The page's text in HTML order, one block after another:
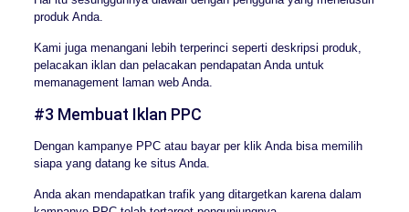
produk Anda.
Kami juga menangani lebih terperinci seperti deskripsi produk,
pelacakan iklan dan pelacakan pendapatan Anda untuk
memanagement laman web Anda.
#3 Membuat Iklan PPC
Dengan kampanye PPC atau bayar per klik Anda bisa memilih
siapa yang datang ke situs Anda.
Anda akan mendapatkan trafik yang ditargetkan karena dalam